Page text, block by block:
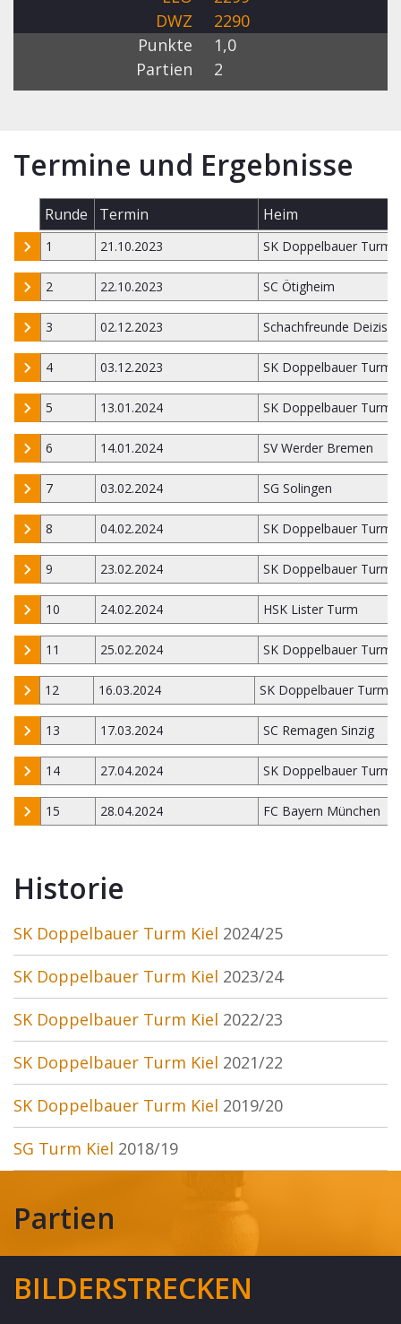
DWZ
2290
Punkte
1,0
Partien
2
Termine und Ergebnisse
Runde Termin Heim
1 21.10.2023 SK Doppelbauer Turm
2 22.10.2023 SC Ötigheim
3 02.12.2023 Schachfreunde
4 03.12.2023 SK Doppelbauer Turm
5 13.01.2024 SK Doppelbauer Turm
6 14.01.2024 SV Werder Bremen
7 03.02.2024 SG Solingen
8 04.02.2024 SK Doppelbauer Turm
9 23.02.2024 SK Doppelbauer Turm
10 24.02.2024 HSK Lister Turm
11 25.02.2024 SK Doppelbauer Turm
12 16.03.2024 SK Doppelbauer Turm
13 17.03.2024 SC Remagen Sinzig
14 27.04.2024 SK Doppelbauer Turm
15 28.04.2024 FC Bayern München
Historie
SK Doppelbauer Turm Kiel 2024/25
SK Doppelbauer Turm Kiel 2023/24
SK Doppelbauer Turm Kiel 2022/23
SK Doppelbauer Turm Kiel 2021/22
SK Doppelbauer Turm Kiel 2019/20
SG Turm Kiel 2018/19
Partien
BILDERSTRECKEN